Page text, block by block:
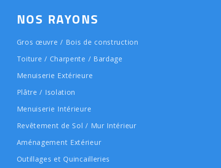
NOS RAYONS
Gros œuvre / Bois de construction
Toiture / Charpente / Bardage
Menuiserie Extérieure
Plâtre / Isolation
Menuiserie Intérieure
Revêtement de Sol / Mur Intérieur
Aménagement Extérieur
Outillages et Quincailleries